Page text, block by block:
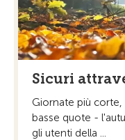
Sicuri
Giornate più
basse quote -
gli utenti della ...